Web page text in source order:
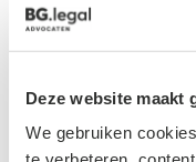
Deze website maakt
We gebruiken
2014. Reeds
datum vallen nog
bovenstaande
Inwerkingtreding